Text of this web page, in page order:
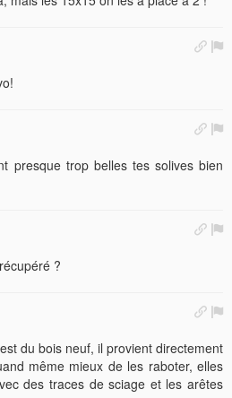
presque trop belles tes solives bien
?
du bois neuf, il provient directement
même mieux de les raboter, elles
des traces de sciage et les arêtes